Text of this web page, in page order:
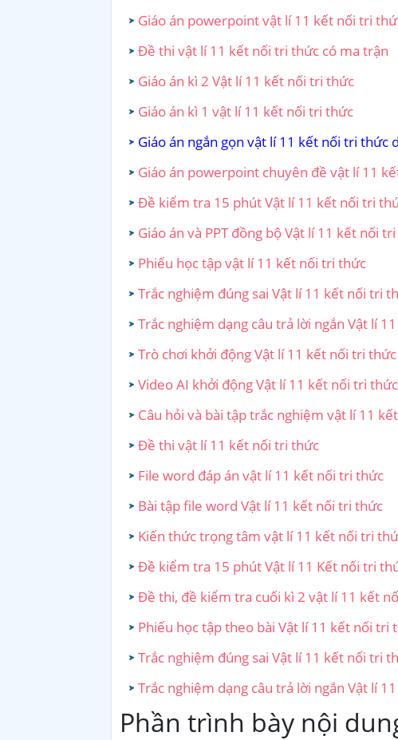
Giáo án powerpoint vật lí 11 kết nối tri
Đề thi vật lí 11 kết nối tri thức có ma trận
Giáo án kì 2 Vật lí 11 kết nối tri thức
Giáo án kì 1 vật lí 11 kết nối tri thức
Giáo án ngắn gọn vật lí 11 kết nối tri thức
Giáo án powerpoint chuyên đề vật lí 11
Đề kiểm tra 15 phút Vật lí 11 kết nối tri
Giáo án và PPT đồng bộ Vật lí 11 kết nối
Phiếu học tập vật lí 11 kết nối tri thức
Trắc nghiệm đúng sai Vật lí 11 kết nối tri
Trắc nghiệm dạng câu trả lời ngắn Vật lí
Trò chơi khởi động Vật lí 11 kết nối tri thức
Video AI khởi động Vật lí 11 kết nối tri thức
Câu hỏi và bài tập trắc nghiệm vật lí 11
Đề thi vật lí 11 kết nối tri thức
File word đáp án vật lí 11 kết nối tri thức
Bài tập file word Vật lí 11 kết nối tri thức
Kiến thức trọng tâm vật lí 11 kết nối tri
Đề kiểm tra 15 phút Vật lí 11 Kết nối tri
Đề thi, đề kiểm tra cuối kì 2 vật lí 11 kết
Phiếu học tập theo bài Vật lí 11 kết nối tri
Trắc nghiệm đúng sai Vật lí 11 kết nối tri
Trắc nghiệm dạng câu trả lời ngắn Vật lí
Phần trình bày nội